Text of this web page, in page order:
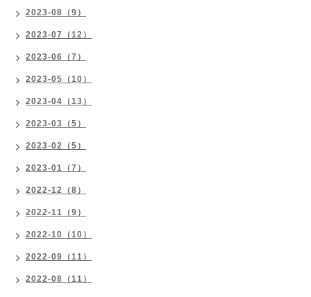
2023-08（9）
2023-07（12）
2023-06（7）
2023-05（10）
2023-04（13）
2023-03（5）
2023-02（5）
2023-01（7）
2022-12（8）
2022-11（9）
2022-10（10）
2022-09（11）
2022-08（11）